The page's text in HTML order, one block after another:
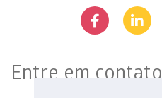
Entre em contato